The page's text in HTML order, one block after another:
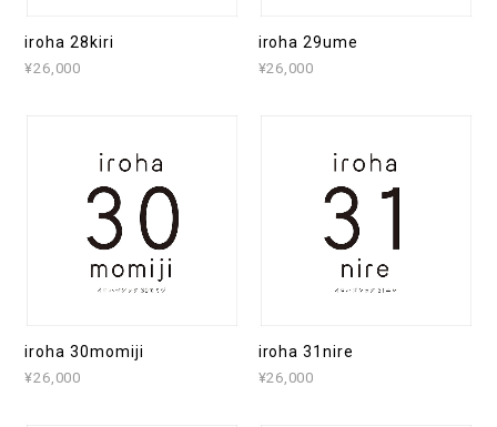
iroha 28kiri
¥26,000
iroha 29ume
¥26,000
iroha 30momiji
¥26,000
iroha 31nire
¥26,000